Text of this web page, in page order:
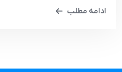
ادامه مطلب